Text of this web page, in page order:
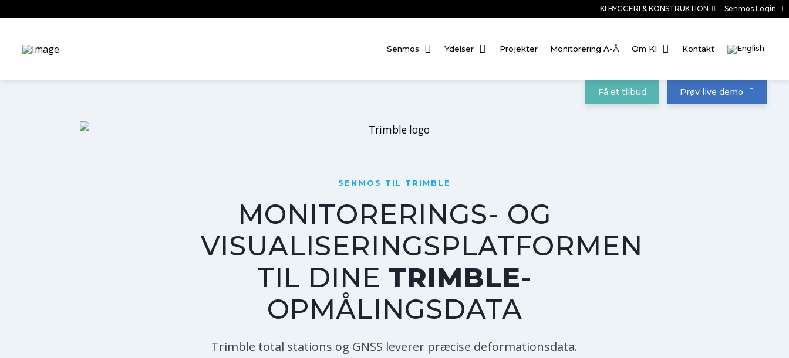
KI BYGGERI & KONSTRUKTION Senmos Login
Senmos Ydelser Projekter Monitorering A-Å Om KI Kontakt
Få et tilbud Prøv live demo
SENMOS TIL TRIMBLE
MONITORERINGS- OG
VISUALISERINGSPLATFORMEN
TIL DINE TRIMBLE-
OPMÅLINGSDATA
Trimble total stations og GNSS leverer præcise deformationsdata.